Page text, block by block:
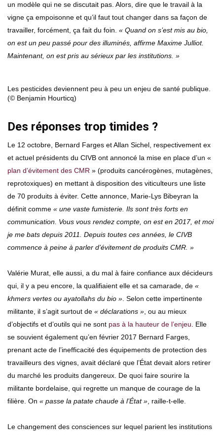
un modèle qui ne se discutait pas. Alors, dire que le travail à la
vigne ça empoisonne et qu’il faut tout changer dans sa façon de
travailler, forcément, ça fait du foin. « Quand on s’est mis au bio,
on est un peu passé pour des illuminés, affirme Maxime Julliot.
Maintenant, on est pris au sérieux par les institutions. »
Les pesticides deviennent peu à peu un enjeu de santé publique.
(© Benjamin Hourticq)
Des réponses trop timides ?
Le 12 octobre, Bernard Farges et Allan Sichel, respectivement ex
et actuel présidents du CIVB ont annoncé la mise en place d’un «
plan d’évitement des CMR » (produits cancérogènes, mutagènes,
reprotoxiques) en mettant à disposition des viticulteurs une liste
de 70 produits à éviter. Cette annonce, Marie-Lys Bibeyran la
définit comme « une vaste fumisterie. Ils sont très forts en
communication. Vous vous rendez compte, on est en 2017, et moi
je me bats depuis 2011. Depuis toutes ces années, le CIVB
commence à peine à parler d’évitement de produits CMR. »
Valérie Murat, elle aussi, a du mal à faire confiance aux décideurs
qui, il y a peu encore, la qualifiaient elle et sa camarade, de «
khmers vertes ou ayatollahs du bio » . Selon cette impertinente
militante, il s’agit surtout de « déclarations » , ou au mieux
d’objectifs et d’outils qui ne sont pas à la hauteur de l’enjeu . Elle
se souvient également qu’en février 2017 Bernard Farges,
prenant acte de l’inefficacité des équipements de protection des
travailleurs des vignes, avait déclaré que l’État devait alors retirer
du marché les produits dangereux. De quoi faire sourire la
militante bordelaise, qui regrette un manque de courage de la
filière. On « passe la patate chaude à l’État » , raille-t-elle.
Le changement des consciences sur lequel parient les institutions